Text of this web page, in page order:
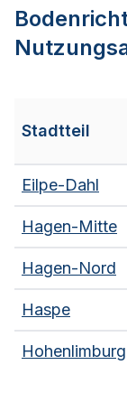
Stadtteil
Eilpe-Dahl
Hagen-Mitte
Hagen-Nord
Haspe
Hohenlimburg